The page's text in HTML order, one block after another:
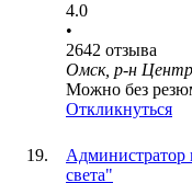
4.0
•
2642 отзыва
Омск, р-н
Можно без
Откликнуться
Администратор
света"